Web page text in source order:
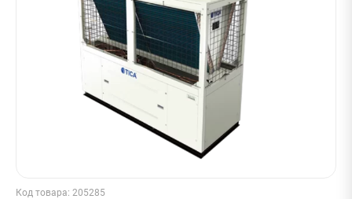
Код товара: 205285